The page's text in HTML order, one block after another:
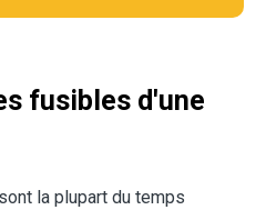
fusibles d'une
la plupart du temps